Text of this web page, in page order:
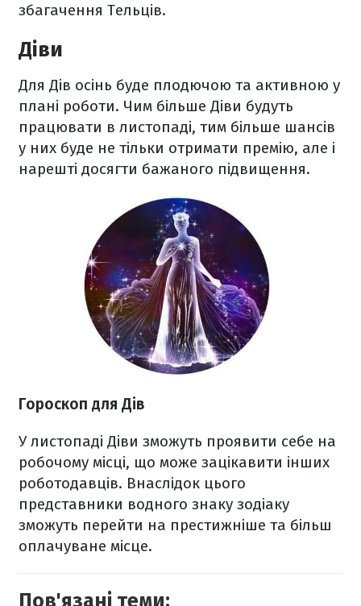
збагачення Тельців.
Діви
Для Дів осінь буде плодючою та активною у
плані роботи. Чим більше Діви будуть
працювати в листопаді, тим більше шансів
у них буде не тільки отримати премію, але і
нарешті досягти бажаного підвищення.
Гороскоп для Дів
У листопаді Діви зможуть проявити себе на
робочому місці, що може зацікавити інших
роботодавців. Внаслідок цього
представники водного знаку зодіаку
зможуть перейти на престижніше та більш
оплачуване місце.